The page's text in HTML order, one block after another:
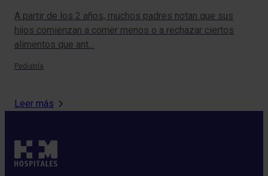
A partir de los 2 años, muchos padres notan que sus
hijos comienzan a comer menos o a rechazar ciertos
alimentos que ant…
Pediatría
Leer más